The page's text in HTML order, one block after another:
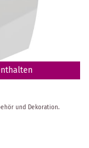
und Dekoration.